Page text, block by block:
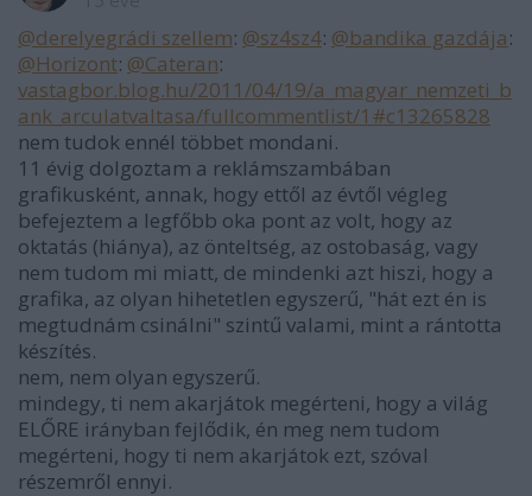
@derelyegrádi szellem: @sz4sz4: @bandika gazdája:
@Horizont: @Cateran:
vastagbor.blog.hu/2011/04/19/a_magyar_nemzeti_b
ank_arculatvaltasa/fullcommentlist/1#c13265828
nem tudok ennél többet mondani.
11 évig dolgoztam a reklámszambában
grafikusként, annak, hogy ettől az évtől végleg
befejeztem a legfőbb oka pont az volt, hogy az
oktatás (hiánya), az önteltség, az ostobaság, vagy
nem tudom mi miatt, de mindenki azt hiszi, hogy a
grafika, az olyan hihetetlen egyszerű, "hát ezt én is
megtudnám csinálni" szintű valami, mint a rántotta
készítés.
nem, nem olyan egyszerű.
mindegy, ti nem akarjátok megérteni, hogy a világ
ELŐRE irányban fejlődik, én meg nem tudom
megérteni, hogy ti nem akarjátok ezt, szóval
részemről ennyi.